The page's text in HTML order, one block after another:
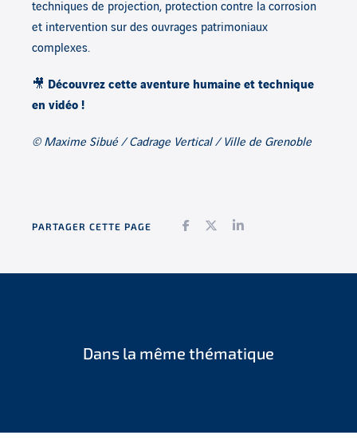
techniques de projection, protection contre la corrosion
et intervention sur des ouvrages patrimoniaux
complexes.
🎥 Découvrez cette aventure humaine et technique
en vidéo !
© Maxime Sibué / Cadrage Vertical / Ville de Grenoble
PARTAGER CETTE PAGE Facebook
TwitterLinkedIn
Dans la même thématique